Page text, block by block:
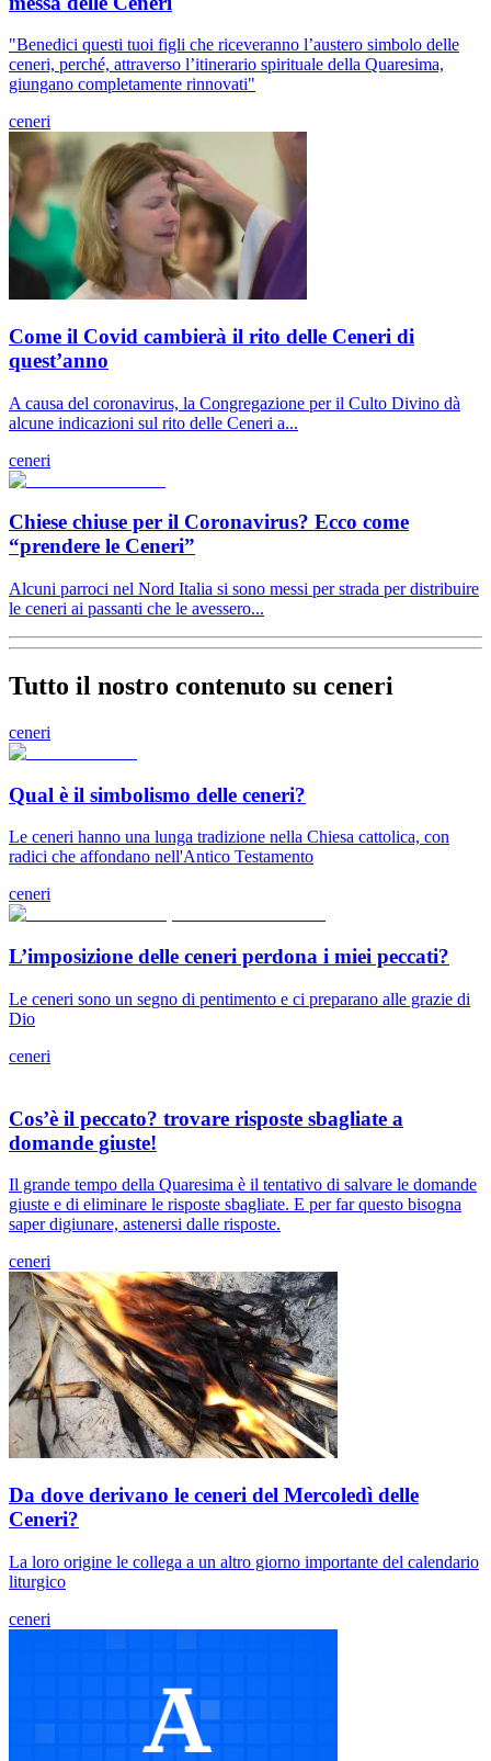
"Benedici questi tuoi figli che riceveranno l’austero simbolo delle
ceneri, perché, attraverso l’itinerario spirituale della Quaresima,
giungano completamente rinnovati"
ceneri
Come il Covid cambierà il rito delle Ceneri di
quest’anno
A causa del coronavirus, la Congregazione per il Culto Divino dà
alcune indicazioni sul rito delle Ceneri a...
ceneri
Chiese chiuse per il Coronavirus? Ecco come
“prendere le Ceneri”
Alcuni parroci nel Nord Italia si sono messi per strada per distribuire
le ceneri ai passanti che le avessero...
Tutto il nostro contenuto su ceneri
ceneri
Qual è il simbolismo delle ceneri?
Le ceneri hanno una lunga tradizione nella Chiesa cattolica, con
radici che affondano nell'Antico Testamento
ceneri
L’imposizione delle ceneri perdona i miei peccati?
Le ceneri sono un segno di pentimento e ci preparano alle grazie di
Dio
ceneri
Cos’è il peccato? trovare risposte sbagliate a
domande giuste!
Il grande tempo della Quaresima è il tentativo di salvare le domande
giuste e di eliminare le risposte sbagliate. E per far questo bisogna
saper digiunare, astenersi dalle risposte.
ceneri
Da dove derivano le ceneri del Mercoledì delle
Ceneri?
La loro origine le collega a un altro giorno importante del calendario
liturgico
ceneri